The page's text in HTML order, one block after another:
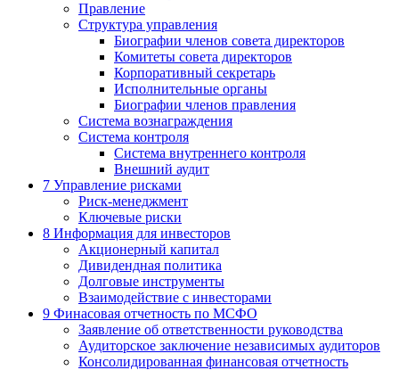
Правление
Структура управления
Биографии членов совета директоров
Комитеты совета директоров
Корпоративный секретарь
Исполнительные органы
Биографии членов правления
Система вознаграждения
Система контроля
Система внутреннего контроля
Внешний аудит
7 Управление рисками
Риск-менеджмент
Ключевые риски
8 Информация для инвесторов
Акционерный капитал
Дивидендная политика
Долговые инструменты
Взаимодействие с инвеcторами
9 Финасовая отчетность по МСФО
Заявление об ответственности руководства
Аудиторское заключение независимых аудиторов
Консолидированная финансовая отчетность